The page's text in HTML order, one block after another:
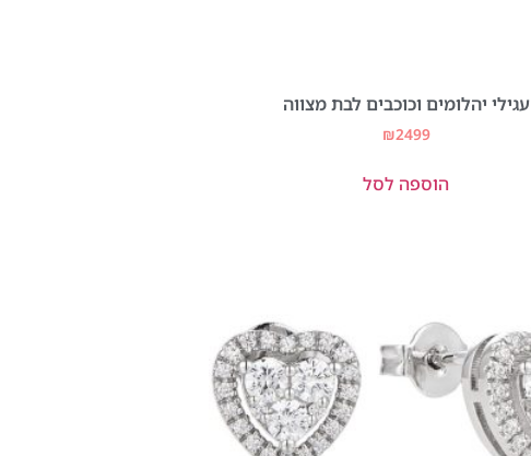
עגילי יהלומים וכוכבים לבת מצווה
₪2499
הוספה לסל